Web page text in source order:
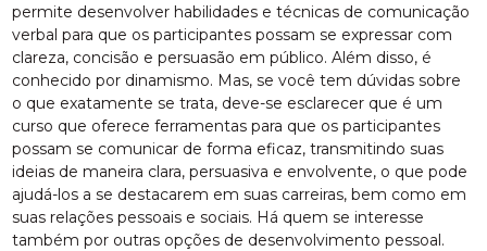
permite desenvolver habilidades e técnicas de comunicação
verbal para que os participantes possam se expressar com
clareza, concisão e persuasão em público. Além disso, é
conhecido por dinamismo. Mas, se você tem dúvidas sobre
o que exatamente se trata, deve-se esclarecer que é um
curso que oferece ferramentas para que os participantes
possam se comunicar de forma eficaz, transmitindo suas
ideias de maneira clara, persuasiva e envolvente, o que pode
ajudá-los a se destacarem em suas carreiras, bem como em
suas relações pessoais e sociais. Há quem se interesse
também por outras opções de desenvolvimento pessoal.